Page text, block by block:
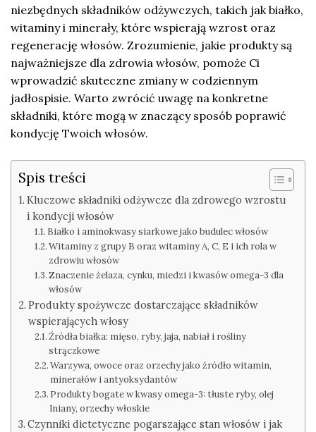
niezbędnych składników odżywczych, takich jak białko,
witaminy i minerały, które wspierają wzrost oraz
regenerację włosów. Zrozumienie, jakie produkty są
najważniejsze dla zdrowia włosów, pomoże Ci
wprowadzić skuteczne zmiany w codziennym
jadłospisie. Warto zwrócić uwagę na konkretne
składniki, które mogą w znaczący sposób poprawić
kondycję Twoich włosów.
Spis treści
Kluczowe składniki odżywcze dla zdrowego wzrostu
i kondycji włosów
Białko i aminokwasy siarkowe jako budulec włosów
Witaminy z grupy B oraz witaminy A, C, E i ich rola w
zdrowiu włosów
Znaczenie żelaza, cynku, miedzi i kwasów omega-3 dla
włosów
Produkty spożywcze dostarczające składników
wspierających włosy
Źródła białka: mięso, ryby, jaja, nabiał i rośliny
strączkowe
Warzywa, owoce oraz orzechy jako źródło witamin,
minerałów i antyoksydantów
Produkty bogate w kwasy omega-3: tłuste ryby, olej
lniany, orzechy włoskie
Czynniki dietetyczne pogarszające stan włosów i jak